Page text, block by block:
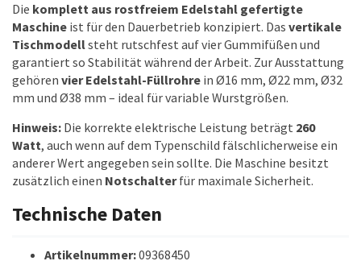
Die komplett aus rostfreiem Edelstahl gefertigte
Maschine ist für den Dauerbetrieb konzipiert. Das vertikale
Tischmodellsteht rutschfest auf vier Gummifüßen und
garantiert so Stabilität während der Arbeit. Zur Ausstattung
gehören vier Edelstahl-Füllrohre in Ø16 mm, Ø22 mm, Ø32
mm und Ø38 mm – ideal für variable Wurstgrößen.
Hinweis: Die korrekte elektrische Leistung beträgt 260
Watt, auch wenn auf dem Typenschild fälschlicherweise ein
anderer Wert angegeben sein sollte. Die Maschine besitzt
zusätzlich einen Notschalterfür maximale Sicherheit.
Technische Daten
Artikelnummer:09368450